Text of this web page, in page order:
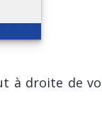
à droite de